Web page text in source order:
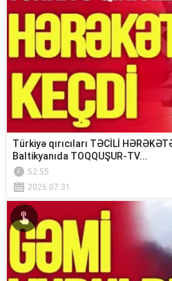
Türkiyə qırıcıları TƏCİLİ
Baltikyanıda TOQQUŞUR-TV...
52:55
2026.07.31